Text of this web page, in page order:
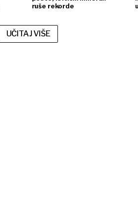
ruše rekorde
UČITAJ VIŠE